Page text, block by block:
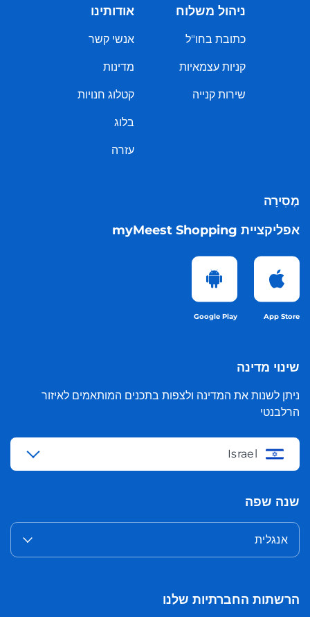
ניהול משלוח
כתובת בחו"ל
קניות עצמאיות
שירות קנייה
אודותינו
אנשי קשר
מדינות
קטלוג חנויות
בלוג
עזרה
מְסִירָה
אפליקציית myMeest Shopping
App Store
Google Play
שינוי מדינה
ניתן לשנות את המדינה ולצפות בתכנים המותאמים לאיזור
הרלבנטי
Israel
שנה שפה
אנגלית
הרשתות החברתיות שלנו